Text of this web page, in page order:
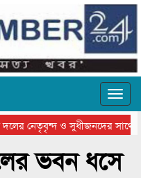
নেতৃবৃন্দ ও সুধীজনদের সাথে
ভবন ধসে